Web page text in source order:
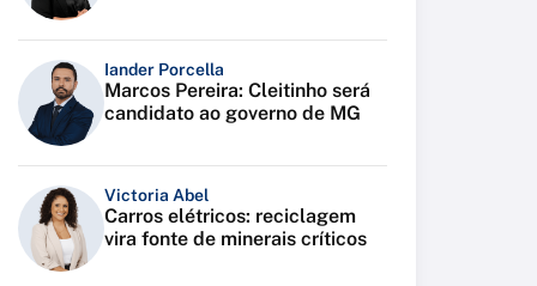
Iander Porcella
Marcos Pereira: Cleitinho será
candidato ao governo de MG
Victoria Abel
Carros elétricos: reciclagem
vira fonte de minerais críticos